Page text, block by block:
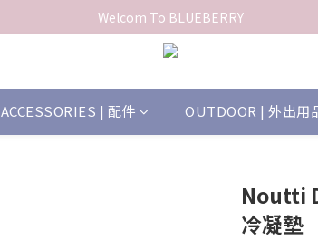
Welcom To BLUEBERRY
ACCESSORIES | 配件 OUTDOOR | 外出用
Noutti
冷凝墊